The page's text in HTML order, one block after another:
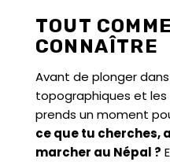
TOUT
CONNAÎTRE
Avant de plonger
topographiques et
prends un moment
ce que tu cherches,
marcher au Népal ?